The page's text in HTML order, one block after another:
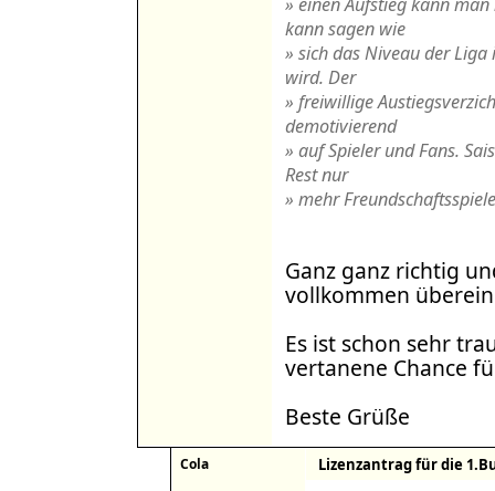
kann sagen wie
» sich das Niveau der
wird. Der
» freiwillige
demotivierend
» auf Spieler und Fans.
Rest nur
» mehr
Ganz ganz richtig
vollkommen
Es ist schon sehr
vertanene Chance
Beste Grüße
Cola
Lizenzantrag für die